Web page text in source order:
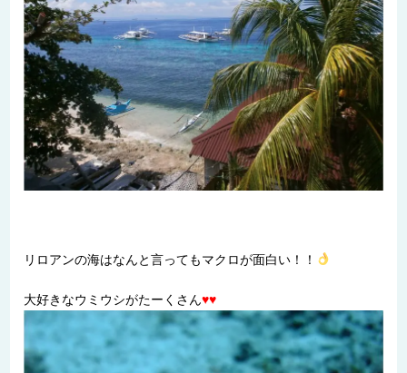
リロアンの海はなんと言ってもマクロが面白い！！
大好きなウミウシがたーくさん♥♥